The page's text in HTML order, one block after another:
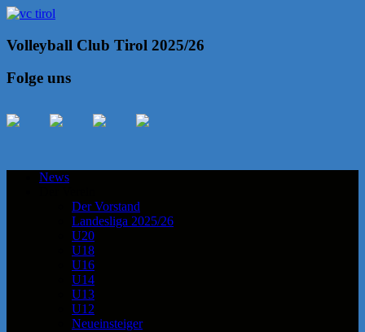
Volleyball Club Tirol 2025/26
Folge uns
News
Der Vorstand
Landesliga 2025/26
U20
U18
U16
U14
U13
U12
Neueinsteiger